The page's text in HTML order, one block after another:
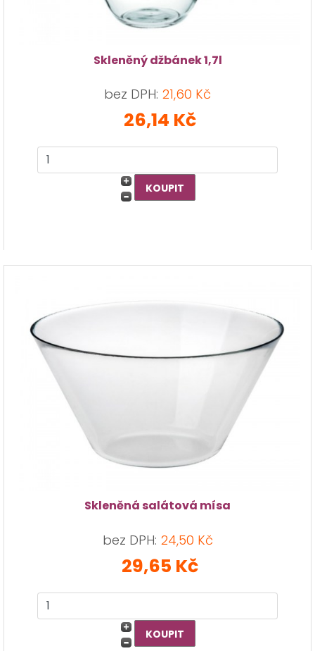
zboží nebylo nalezeno
Skleněný džbánek 1,7l
bez DPH: 21,60 Kč
26,14 Kč
Skleněná salátová mísa
bez DPH: 24,50 Kč
29,65 Kč